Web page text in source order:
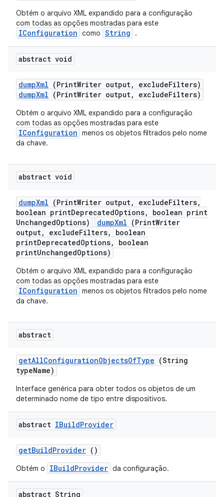
Obtém o arquivo XML expandido para a configuração
com todas as opções mostradas para este
IConfiguration como String .
abstract void
dumpXml (PrintWriter output, excludeFilters)
dumpXml (PrintWriter output, excludeFilters)
Obtém o arquivo XML expandido para a configuração
com todas as opções mostradas para este
IConfiguration menos os objetos filtrados pelo nome
da chave.
abstract void
dumpXml (PrintWriter output, excludeFilters,
boolean printDeprecatedOptions,
boolean print
UnchangedOptions) dumpXml (PrintWriter
output, excludeFilters, boolean
printDeprecatedOptions, boolean
printUnchangedOptions)
Obtém o arquivo XML expandido para a configuração
com todas as opções mostradas para este
IConfiguration menos os objetos filtrados pelo nome
da chave.
abstract
getAllConfigurationObjectsOfType (String
typeName)
Interface genérica para obter todos os objetos de um
determinado nome de tipo entre dispositivos.
abstract IBuildProvider
getBuildProvider ()
Obtém o IBuildProvider da configuração.
abstract String